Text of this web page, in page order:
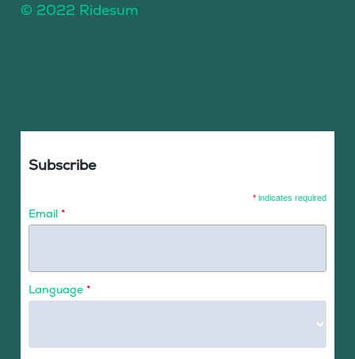
© 2022 Ridesum
Subscribe
* indicates required
Email *
Language *